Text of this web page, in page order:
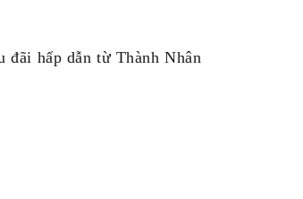
đãi hấp dẫn từ Thành Nhân